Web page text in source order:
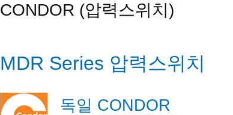
CONDOR (압력스위치)
MDR Series 압력스위치
독일 CONDOR